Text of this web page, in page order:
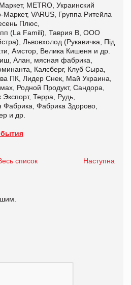
METRO, Украинский
Маркет, VARUS, Группа Ритейла
Плюс,
(La Famili), Таврия В, ООО
Львовхолод (Рукавичка, Під
Амстор, Велика Кишеня и др.
Алан, мясная фабрика,
Калсберг, Клуб Сыра,
ПК, Лидер Снек, Май Украина,
Родной Продукт, Сандора,
Терра, Рудь,
Фабрика, Фабрика Здорово,
и др.
список Наступна